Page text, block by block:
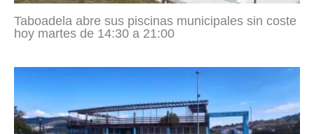
Taboadela abre sus piscinas municipales sin coste
hoy martes de 14:30 a 21:00